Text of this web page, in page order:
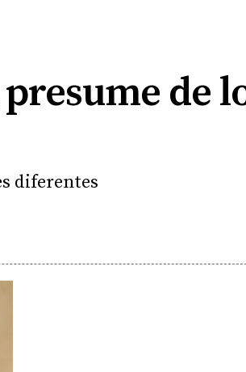
de
diferentes